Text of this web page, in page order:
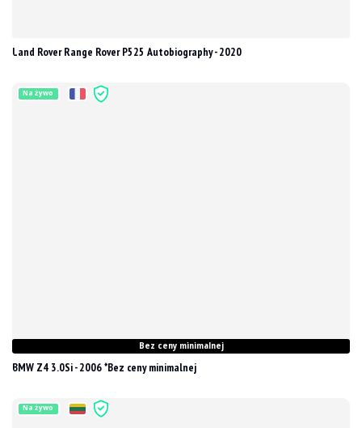
Land Rover Range Rover P525 Autobiography - 2020
Na żywo
Bez ceny minimalnej
BMW Z4 3.0Si - 2006 *Bez ceny minimalnej
Na żywo